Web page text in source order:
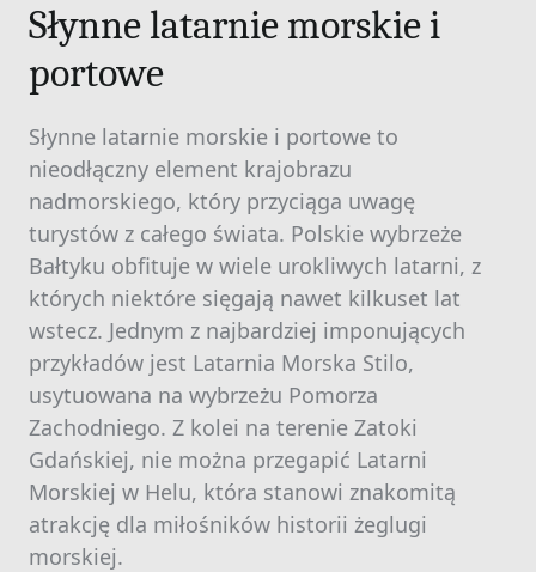
Słynne latarnie morskie i
portowe
Słynne latarnie morskie i portowe to
nieodłączny element krajobrazu
nadmorskiego, który przyciąga uwagę
turystów z całego świata. Polskie wybrzeże
Bałtyku obfituje w wiele urokliwych latarni, z
których niektóre sięgają nawet kilkuset lat
wstecz. Jednym z najbardziej imponujących
przykładów jest Latarnia Morska Stilo,
usytuowana na wybrzeżu Pomorza
Zachodniego. Z kolei na terenie Zatoki
Gdańskiej, nie można przegapić Latarni
Morskiej w Helu, która stanowi znakomitą
atrakcję dla miłośników historii żeglugi
morskiej.